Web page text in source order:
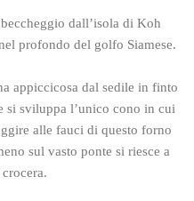
dall’isola di Koh
profondo del golfo Siamese.
appiccicosa dal sedile in finto
si sviluppa l’unico cono in cui
alle fauci di questo forno
sul vasto ponte si riesce a